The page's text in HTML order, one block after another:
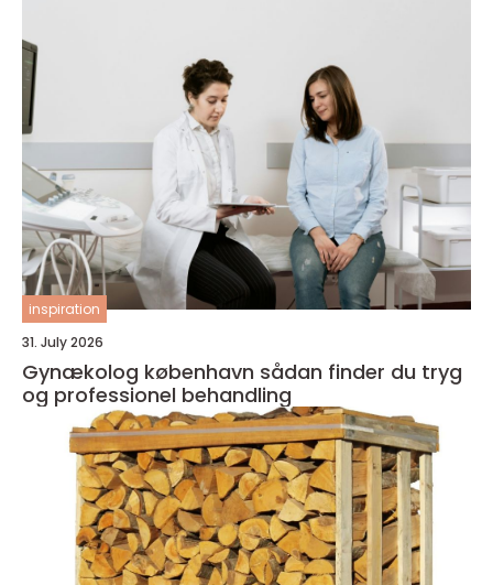
inspiration
31. July 2026
Gynækolog københavn sådan finder du tryg
og professionel behandling